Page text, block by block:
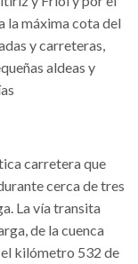
la máxima cota del
y carreteras,
aldeas y
carretera que
cerca de tres
La vía transita
de la cuenca
kilómetro 532 de